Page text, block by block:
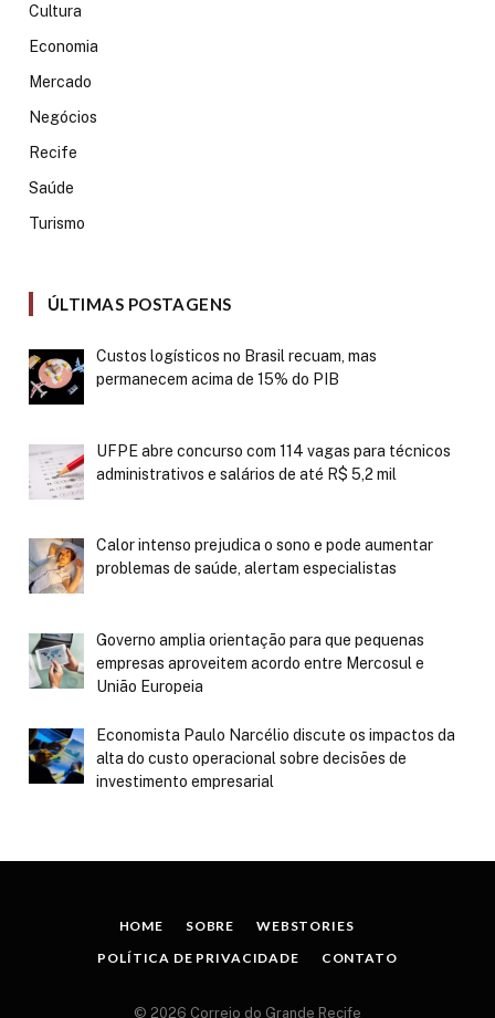
Cultura
Economia
Mercado
Negócios
Recife
Saúde
Turismo
ÚLTIMAS POSTAGENS
Custos logísticos no Brasil recuam, mas
permanecem acima de 15% do PIB
UFPE abre concurso com 114 vagas para técnicos
administrativos e salários de até R$ 5,2 mil
Calor intenso prejudica o sono e pode aumentar
problemas de saúde, alertam especialistas
Governo amplia orientação para que pequenas
empresas aproveitem acordo entre Mercosul e
União Europeia
Economista Paulo Narcélio discute os impactos da
alta do custo operacional sobre decisões de
investimento empresarial
HOME SOBRE
WEBSTORIES
POLÍTICA DE PRIVACIDADE
CONTATO
© 2026 Correio do Grande Recife